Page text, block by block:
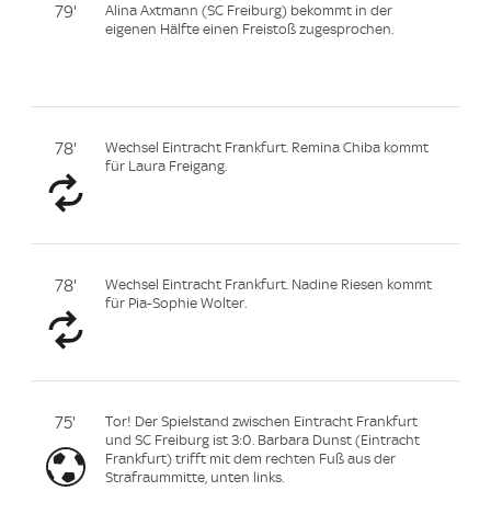
79'
Alina Axtmann (SC Freiburg) bekommt in der
eigenen Hälfte einen Freistoß zugesprochen.
78'
Wechsel Eintracht Frankfurt. Remina Chiba kommt
für Laura Freigang.
78'
Wechsel Eintracht Frankfurt. Nadine Riesen kommt
für Pia-Sophie Wolter.
75'
Tor! Der Spielstand zwischen Eintracht Frankfurt
und SC Freiburg ist 3:0. Barbara Dunst (Eintracht
Frankfurt) trifft mit dem rechten Fuß aus der
Strafraummitte, unten links.